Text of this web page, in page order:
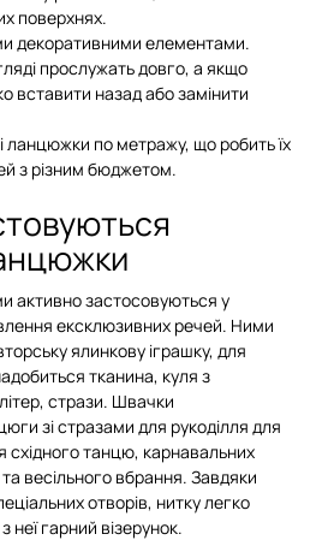
поверхнях.
декоративними елементами.
прослужать довго, а якщо
вставити назад або замінити
ланцюжки по метражу, що робить їх
з різним бюджетом.
активно застосовуються у
ексклюзивних речей. Ними
ялинкову іграшку, для
тканина, куля з
стрази. Швачки
зі стразами для рукоділля для
східного танцю, карнавальних
весільного вбрання. Завдяки
отворів, нитку легко
гарний візерунок.